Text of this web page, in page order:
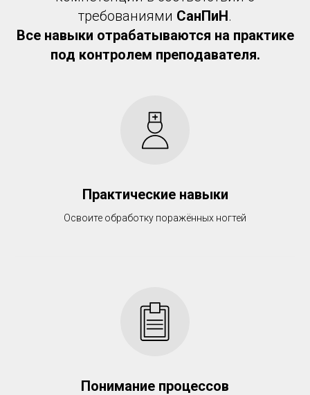
требованиями СанПиН.
Все навыки отрабатываются на практике
под контролем преподавателя.
Практические навыки
Освоите обработку поражённых ногтей
Понимание процессов